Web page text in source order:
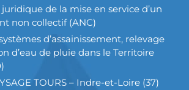
de la mise en service d’un
non collectif (ANC)
d’assainissement, relevage
d’eau de pluie dans le Territoire
TOURS – Indre-et-Loire (37)